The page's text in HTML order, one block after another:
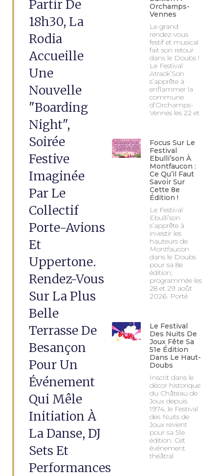
Partir De
18h30, La
Rodia
Accueille
Une
Nouvelle
"Boarding
Night",
Soirée
Festive
Imaginée
Par Le
Collectif
Porte-Avions
Et
Uppertone.
Rendez-Vous
Sur La Plus
Belle
Terrasse De
Besançon
Pour Un
Événement
Qui Mêle
Initiation À
La Danse, DJ
Sets Et
Performances
Orchamps-
Vennes
Le grand
rendez-vous
festif et musical
fait son retour
dans le Doubs !
Le Festival
Atrack’Son
s’apprête à
enflammer la
commune
d’Orchamps-
Vennes les 22 et
Focus Sur Le
Festival
Ebulli’son À
Montfaucon :
Ce Qu’il Faut
Savoir Sur
Cette 8e
Édition !
Le Festival
Ebulli’son
s’apprête à
investir les
hauteurs de
Montfaucon
dans le Doubs
pour sa 8e
édition,
programmée les
28 et 29 août
2026. Porté
Le Festival
Des Nuits De
Joux Fête Sa
51e Édition
Dans Le Haut-
Doubs
Inscrit dans le
décor historique
du Château de
Joux depuis
1974, le Festival
des Nuits de
Joux revient
pour sa 51e
édition. Cet
événement
théâtral